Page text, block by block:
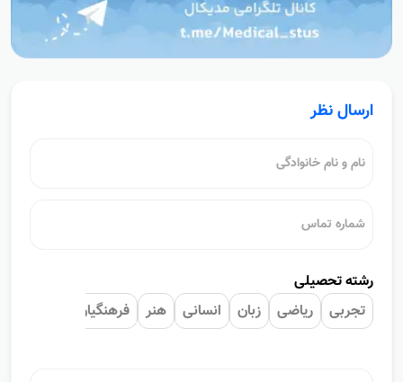
ارسال نظر
رشته تحصیلی
تجربی
ریاضی زبان انسانی هنر فرهنگیان